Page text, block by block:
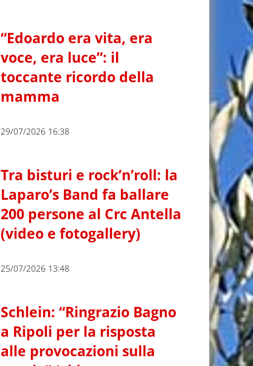
“Edoardo era vita, era
voce, era luce”: il
toccante ricordo della
mamma
29/07/2026 16:38
Tra bisturi e rock’n’roll: la
Laparo’s Band fa ballare
200 persone al Crc Antella
(video e fotogallery)
25/07/2026 13:48
Schlein: “Ringrazio Bagno
a Ripoli per la risposta
alle provocazioni sulla